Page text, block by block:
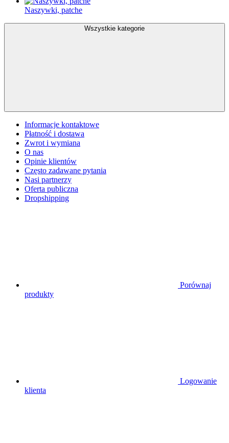
Naszywki, patche
Wszystkie kategorie
Informacje kontaktowe
Płatność i dostawa
Zwrot i wymiana
O nas
Opinie klientów
Często zadawane pytania
Nasi partnerzy
Oferta publiczna
Dropshipping
Porównaj
produkty
Logowanie
klienta